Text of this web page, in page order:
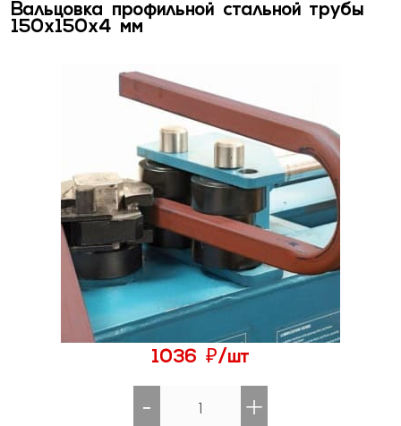
Вальцовка профильной стальной трубы
150х150х4 мм
1036 ₽/шт
- +